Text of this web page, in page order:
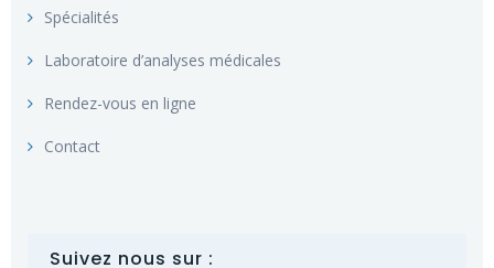
Spécialités
Laboratoire d’analyses médicales
Rendez-vous en ligne
Contact
Suivez nous sur :